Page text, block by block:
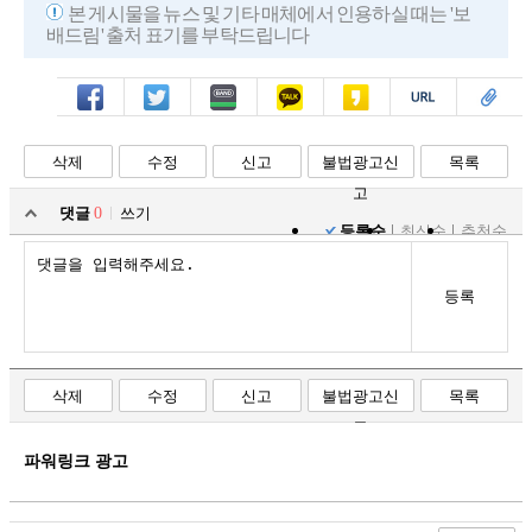
본 게시물을 뉴스 및 기타 매체에서 인용하실 때는 '보
배드림' 출처 표기를 부탁드립니다
페북 트윗 밴드 카톡 카스 복사 스크랩
삭제 수정 신고
불법광고신
고
목록
댓글 0
쓰기
등록순
최신순 추천순
등록
삭제 수정 신고
불법광고신
고
목록
파워링크 광고